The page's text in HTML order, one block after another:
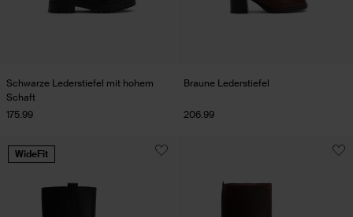
Schwarze Lederstiefel mit hohem
Schaft
175.99
Braune Lederstiefel
206.99
WideFit